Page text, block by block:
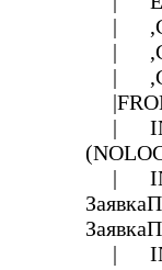
|
|
|
|
|
|